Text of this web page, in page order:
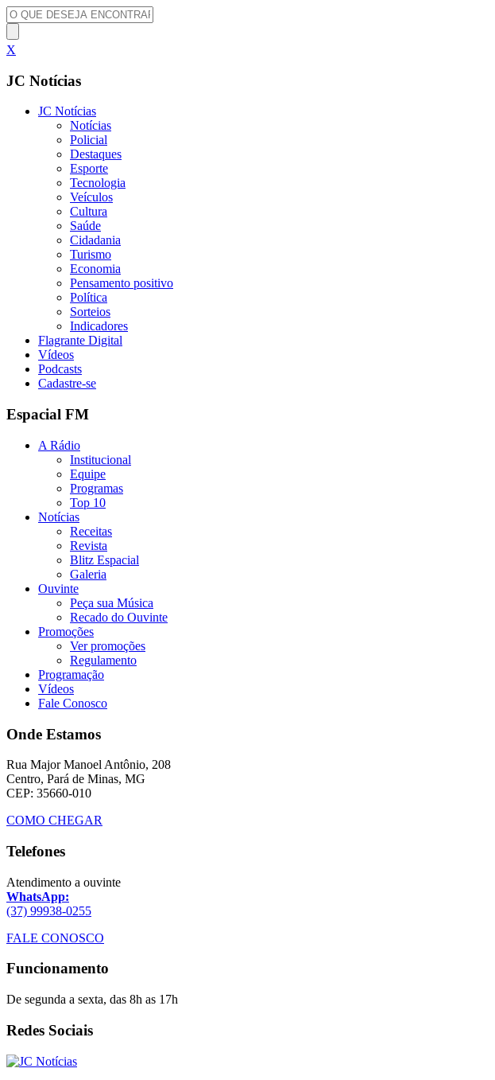
X
JC Notícias
JC Notícias
Notícias
Policial
Destaques
Esporte
Tecnologia
Veículos
Cultura
Saúde
Cidadania
Turismo
Economia
Pensamento positivo
Política
Sorteios
Indicadores
Flagrante Digital
Vídeos
Podcasts
Cadastre-se
Espacial FM
A Rádio
Institucional
Equipe
Programas
Top 10
Notícias
Receitas
Revista
Blitz Espacial
Galeria
Ouvinte
Peça sua Música
Recado do Ouvinte
Promoções
Ver promoções
Regulamento
Programação
Vídeos
Fale Conosco
Onde Estamos
Rua Major Manoel Antônio, 208
Centro, Pará de Minas, MG
CEP: 35660-010
COMO CHEGAR
Telefones
Atendimento a ouvinte
WhatsApp:
(37) 99938-0255
FALE CONOSCO
Funcionamento
De segunda a sexta, das 8h as 17h
Redes Sociais